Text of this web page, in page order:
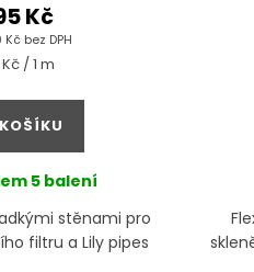
bez DPH
Kč
/ 1 m
5 balení
stěnami pro
filtru a Lily pipes